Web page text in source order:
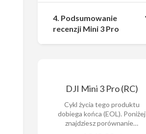
4. Podsumowanie
recenzji Mini 3 Pro
DJI Mini 3 Pro (RC)
Cykl życia tego produktu
dobiega końca (EOL). Poniżej
znajdziesz porównanie…